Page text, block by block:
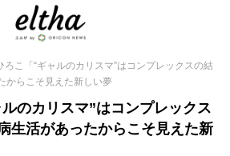
ろこ「“ギャルのカリスマ”はコンプレックスの結
からこそ見えた新しい夢
のカリスマ”はコンプレックス
生活があったからこそ見えた新